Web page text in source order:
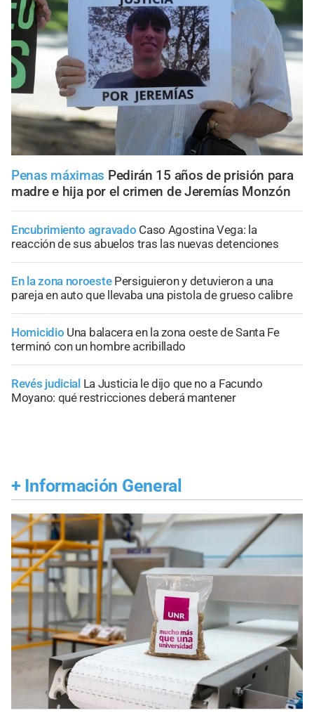
Penas máximas Pedirán 15 años de prisión para
madre e hija por el crimen de Jeremías Monzón
Encubrimiento agravado Caso Agostina Vega: la
reacción de sus abuelos tras las nuevas detenciones
En la zona noroeste Persiguieron y detuvieron a una
pareja en auto que llevaba una pistola de grueso calibre
Homicidio Una balacera en la zona oeste de Santa Fe
terminó con un hombre acribillado
Revés judicial La Justicia le dijo que no a Facundo
Moyano: qué restricciones deberá mantener
+ Información General